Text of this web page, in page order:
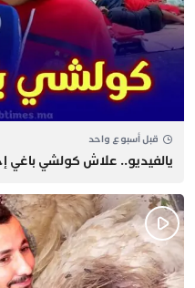
قبل أسبوع واحد
يالفيديو.. علاش كولشي باغي